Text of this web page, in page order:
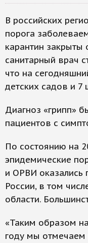
В российских
порога
карантин закрыты
санитарный врач
что на
детских садов и 7
Диагноз «грипп»
пациентов с
По состоянию на
эпидемические
и ОРВИ оказались
России, в том
области.
«Таким образом
году мы